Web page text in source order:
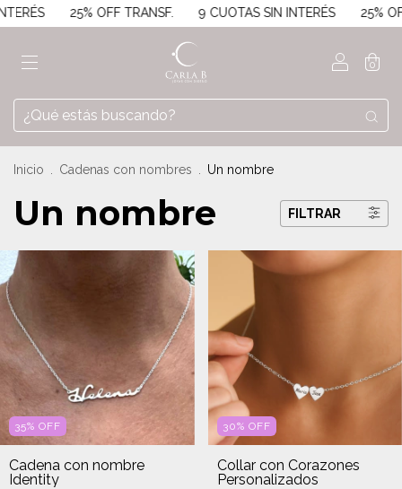
25% OFF TRANSF. 9 CUOTAS SIN INTERÉS 25% OFF
0
Inicio Cadenas con nombres Un nombre
Un nombre FILTRAR
35% OFF
Cadena con nombre
Identity
30% OFF
Collar con Corazones
Personalizados